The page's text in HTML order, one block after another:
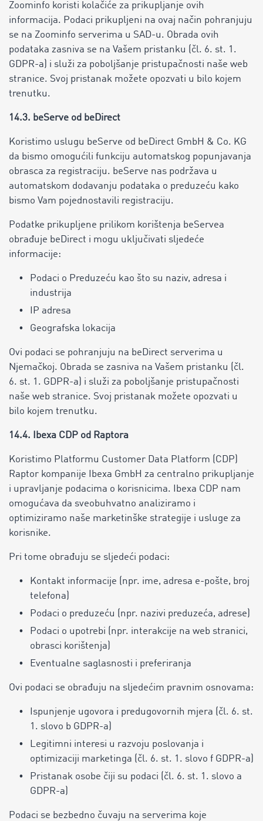
Zoominfo koristi kolačiće za prikupljanje ovih
informacija. Podaci prikupljeni na ovaj način pohranjuju
se na Zoominfo serverima u SAD-u. Obrada ovih
podataka zasniva se na Vašem pristanku (čl. 6. st. 1.
GDPR-a) i služi za poboljšanje pristupačnosti naše web
stranice. Svoj pristanak možete opozvati u bilo kojem
trenutku.
14.3. beServe od beDirect
Koristimo uslugu beServe od beDirect GmbH & Co. KG
da bismo omogućili funkciju automatskog popunjavanja
obrasca za registraciju. beServe nas podržava u
automatskom dodavanju podataka o preduzeću kako
bismo Vam pojednostavili registraciju.
Podatke prikupljene prilikom korištenja beServea
obrađuje beDirect i mogu uključivati ​​sljedeće
informacije:
Podaci o Preduzeću kao što su naziv, adresa i
industrija
IP adresa
Geografska lokacija
Ovi podaci se pohranjuju na beDirect serverima u
Njemačkoj. Obrada se zasniva na Vašem pristanku (čl.
6. st. 1. GDPR-a) i služi za poboljšanje pristupačnosti
naše web stranice. Svoj pristanak možete opozvati u
bilo kojem trenutku.
14.4. Ibexa CDP od Raptora
Koristimo Platformu Customer Data Platform (CDP)
Raptor kompanije Ibexa GmbH za centralno prikupljanje
i upravljanje podacima o korisnicima. Ibexa CDP nam
omogućava da sveobuhvatno analiziramo i
optimiziramo naše marketinške strategije i usluge za
korisnike.
Pri tome obrađuju se sljedeći podaci:
Kontakt informacije (npr. ime, adresa e-pošte, broj
telefona)
Podaci o preduzeću (npr. nazivi preduzeća, adrese)
Podaci o upotrebi (npr. interakcije na web stranici,
obrasci korištenja)
Eventualne saglasnosti i preferiranja
Ovi podaci se obrađuju na sljedećim pravnim osnovama:
Ispunjenje ugovora i predugovornih mjera (čl. 6. st.
1. slovo b GDPR-a)
Legitimni interesi u razvoju poslovanja i
optimizaciji marketinga (čl. 6. st. 1. slovo f GDPR-a)
Pristanak osobe čiji su podaci (čl. 6. st. 1. slovo a
GDPR-a)
Podaci se bezbedno čuvaju na serverima koje